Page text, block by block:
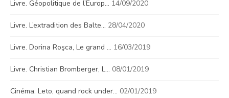
Livre. Géopolitique de l’Europ… 14/09/2020
Livre. L’extradition des Balte… 28/04/2020
Livre. Dorina Roşca, Le grand … 16/03/2019
Livre. Christian Bromberger, L… 08/01/2019
Cinéma. Leto, quand rock under… 02/01/2019